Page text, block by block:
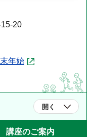
20
年始
開く
講座のご案内